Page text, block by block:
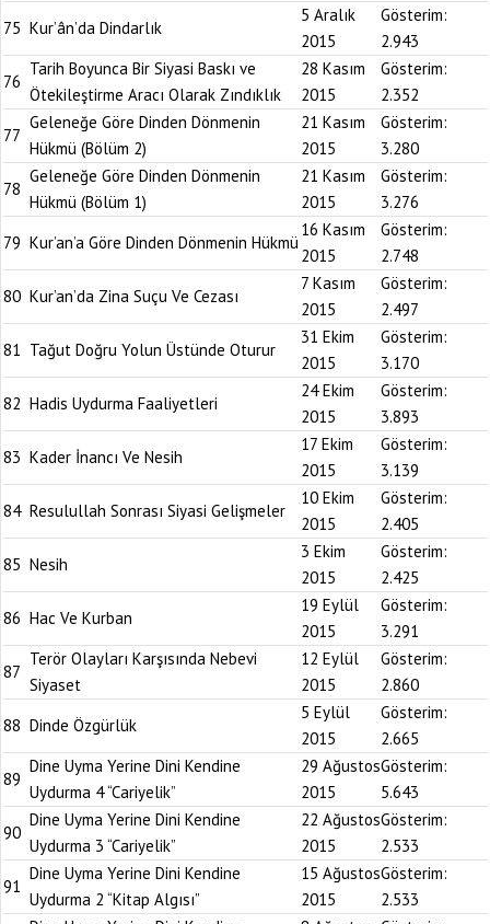
75 Kur’ân’da Dindarlık
5 Aralık
2015
Gösterim:
2.943
76
Tarih Boyunca Bir Siyasi Baskı ve
Ötekileştirme Aracı Olarak Zındıklık
28 Kasım
2015
Gösterim:
2.352
77
Geleneğe Göre Dinden Dönmenin
Hükmü (Bölüm 2)
21 Kasım
2015
Gösterim:
3.280
78
Geleneğe Göre Dinden Dönmenin
Hükmü (Bölüm 1)
21 Kasım
2015
Gösterim:
3.276
79 Kur’an’a Göre Dinden Dönmenin Hükmü
16 Kasım
2015
Gösterim:
2.748
80 Kur’an’da Zina Suçu Ve Cezası
7 Kasım
2015
Gösterim:
2.497
81 Tağut Doğru Yolun Üstünde Oturur
31 Ekim
2015
Gösterim:
3.170
82 Hadis Uydurma Faaliyetleri
24 Ekim
2015
Gösterim:
3.893
83 Kader İnancı Ve Nesih
17 Ekim
2015
Gösterim:
3.139
84 Resulullah Sonrası Siyasi Gelişmeler
10 Ekim
2015
Gösterim:
2.405
85 Nesih
3 Ekim
2015
Gösterim:
2.425
86 Hac Ve Kurban
19 Eylül
2015
Gösterim:
3.291
87
Terör Olayları Karşısında Nebevi
Siyaset
12 Eylül
2015
Gösterim:
2.860
88 Dinde Özgürlük
5 Eylül
2015
Gösterim:
2.665
89
Dine Uyma Yerine Dini Kendine
Uydurma 4 “Cariyelik”
29 Ağustos
2015
Gösterim:
5.643
90
Dine Uyma Yerine Dini Kendine
Uydurma 3 “Cariyelik”
22 Ağustos
2015
Gösterim:
2.533
91
Dine Uyma Yerine Dini Kendine
Uydurma 2 “Kitap Algısı”
15 Ağustos
2015
Gösterim:
2.533